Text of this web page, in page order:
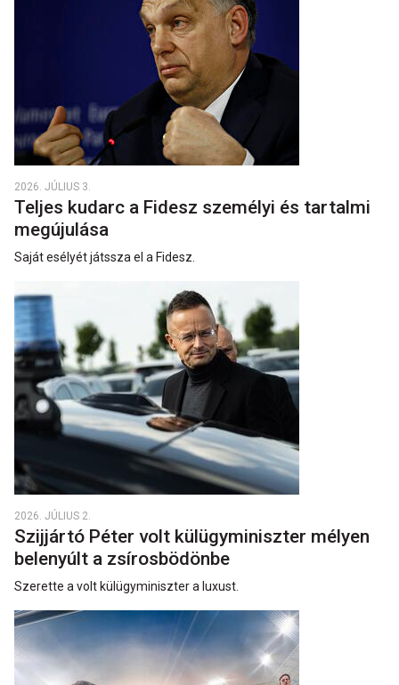
2026. JÚLIUS 3.
Teljes kudarc a Fidesz személyi és tartalmi
megújulása
Saját esélyét játssza el a Fidesz.
2026. JÚLIUS 2.
Szijjártó Péter volt külügyminiszter mélyen
belenyúlt a zsírosbödönbe
Szerette a volt külügyminiszter a luxust.